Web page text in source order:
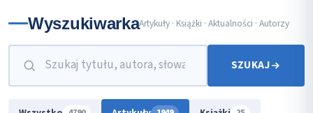
WyszukiwarkaArtykuły · Książki · Aktualności · Autorzy
SZUKAJ